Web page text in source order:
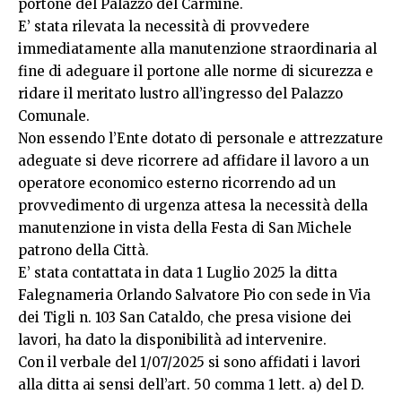
portone del Palazzo del Carmine.
E’ stata rilevata la necessità di provvedere
immediatamente alla manutenzione straordinaria al
fine di adeguare il portone alle norme di sicurezza e
ridare il meritato lustro all’ingresso del Palazzo
Comunale.
Non essendo l’Ente dotato di personale e attrezzature
adeguate si deve ricorrere ad affidare il lavoro a un
operatore economico esterno ricorrendo ad un
provvedimento di urgenza attesa la necessità della
manutenzione in vista della Festa di San Michele
patrono della Città.
E’ stata contattata in data 1 Luglio 2025 la ditta
Falegnameria Orlando Salvatore Pio con sede in Via
dei Tigli n. 103 San Cataldo, che presa visione dei
lavori, ha dato la disponibilità ad intervenire.
Con il verbale del 1/07/2025 si sono affidati i lavori
alla ditta ai sensi dell’art. 50 comma 1 lett. a) del D.